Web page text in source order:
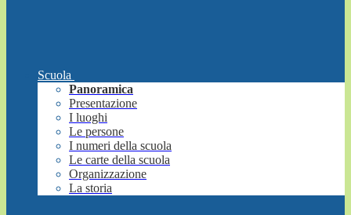
Scuola
Panoramica
Presentazione
I luoghi
Le persone
I numeri della scuola
Le carte della scuola
Organizzazione
La storia